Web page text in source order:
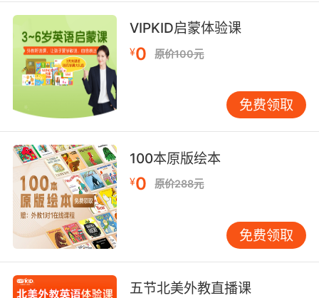
VIPKID启蒙体验课
¥0 原价100元
免费领取
100本原版绘本
¥0 原价288元
免费领取
五节北美外教直播课